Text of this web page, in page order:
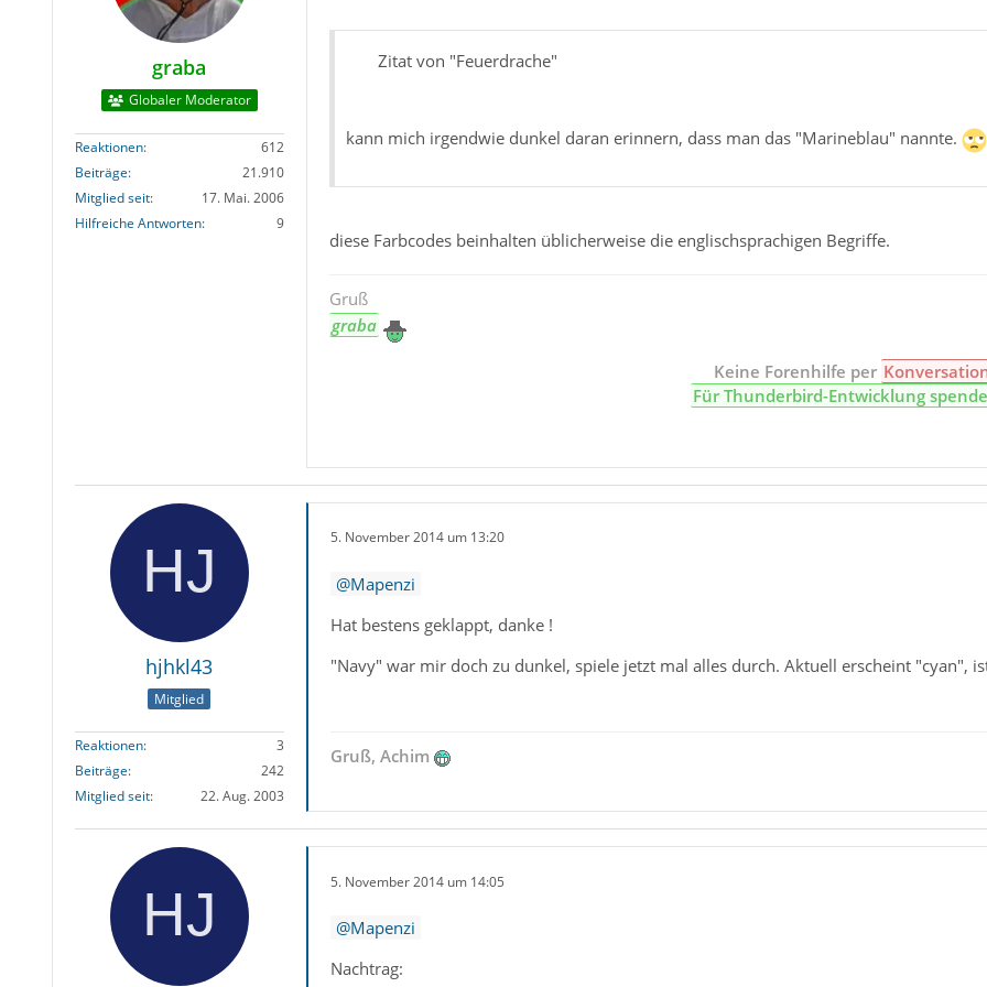
graba
Globaler Moderator
Reaktionen
612
Beiträge
21.910
Mitglied seit
17. Mai. 2006
Hilfreiche Antworten
9
Zitat von "Feuerdrache"
kann mich irgendwie dunkel daran erinnern, dass man das "Marineblau" nannte.
diese Farbcodes beinhalten üblicherweise die englischsprachigen Begriffe.
Gruß
graba
Keine Forenhilfe per
Für Thunderbird-Entwicklung
hjhkl43
Mitglied
Reaktionen
3
Beiträge
242
Mitglied seit
22. Aug. 2003
5. November 2014 um 13:20
Mapenzi
Hat bestens geklappt, danke !
"Navy" war mir doch zu dunkel, spiele jetzt mal alles durch. Aktuell erscheint "cyan",
Gruß, Achim
5. November 2014 um 14:05
Mapenzi
Nachtrag: